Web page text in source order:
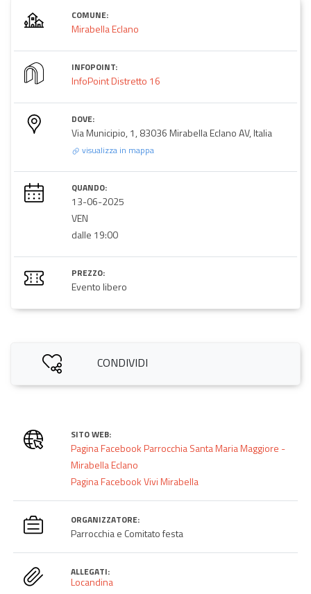
COMUNE:
Mirabella Eclano
INFOPOINT:
InfoPoint Distretto 16
DOVE:
Via Municipio, 1, 83036 Mirabella Eclano AV, Italia
visualizza in mappa
QUANDO:
13-06-2025
VEN
dalle 19:00
PREZZO:
Evento libero
CONDIVIDI
SITO WEB:
Pagina Facebook Parrocchia Santa Maria Maggiore -
Mirabella Eclano
Pagina Facebook Vivi Mirabella
ORGANIZZATORE:
Parrocchia e Comitato festa
ALLEGATI:
Locandina